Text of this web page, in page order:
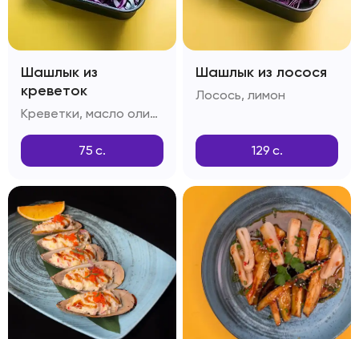
Шашлык из
креветок
Креветки, масло оливковое, чеснок, тимьян
75 с.
Шашлык из лосося
Лосось, лимон
129 с.